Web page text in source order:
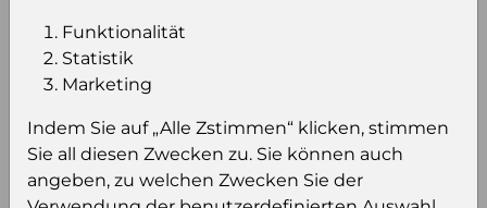
Sie müssen eingeloggt sein, um Preise zu
sehen und/oder dieses Produkt zu kaufen.
Einloggen Anmeldung für B2B Konto
Funktionalität
Statistik
Marketing
Indem Sie auf „Alle Zstimmen“ klicken, stimmen
Sie all diesen Zwecken zu. Sie können auch
angeben, zu welchen Zwecken Sie der